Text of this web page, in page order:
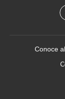
Conoce